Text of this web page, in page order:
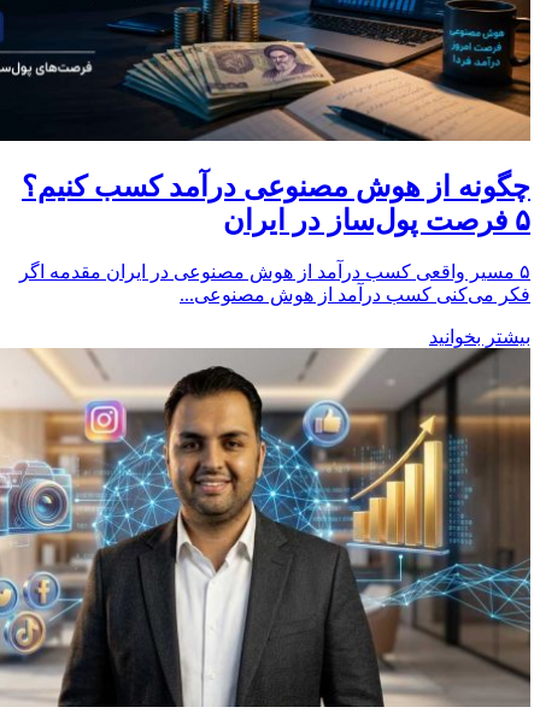
چگونه از هوش مصنوعی درآمد کسب کنیم؟
۵ فرصت پول‌ساز در ایران
۵ مسیر واقعی کسب درآمد از هوش مصنوعی در ایران مقدمه اگر
فکر می‌کنی کسب درآمد از هوش مصنوعی...
بیشتر بخوانید